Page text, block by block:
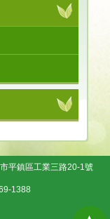
平鎮區工業三路20-1號
1388